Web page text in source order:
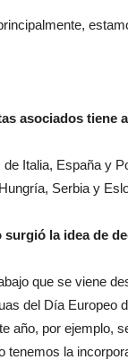
asociados tiene
de Italia, España y
Serbia y
surgió la idea de
que se viene
del Día Europeo
año, por ejemplo,
tenemos la